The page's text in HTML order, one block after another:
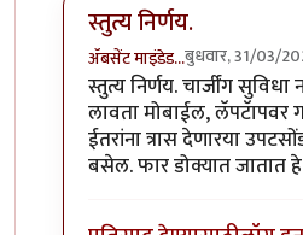
स्तुत्य निर्णय.
ॲबसेंट माइंडेड…बुधवार, 31/03/
In reply toमहत्वाचा
स्तुत्य निर्णय. चार्जींग
लावता मोबाईल, लॅपटॅापवर
ईतरांना त्रास देणारया
बसेल. फार डोक्यात जातात